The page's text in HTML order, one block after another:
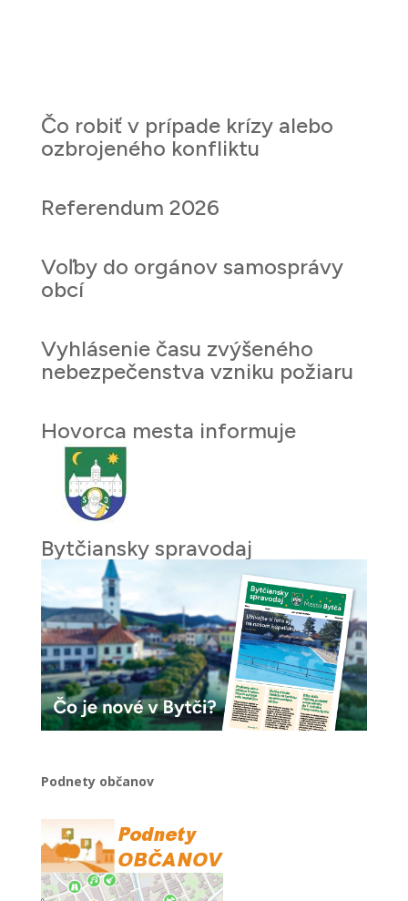
Čo robiť v prípade krízy alebo
ozbrojeného konfliktu
Referendum 2026
Voľby do orgánov samosprávy
obcí
Vyhlásenie času zvýšeného
nebezpečenstva vzniku požiaru
Hovorca mesta informuje
Bytčiansky spravodaj
Podnety občanov